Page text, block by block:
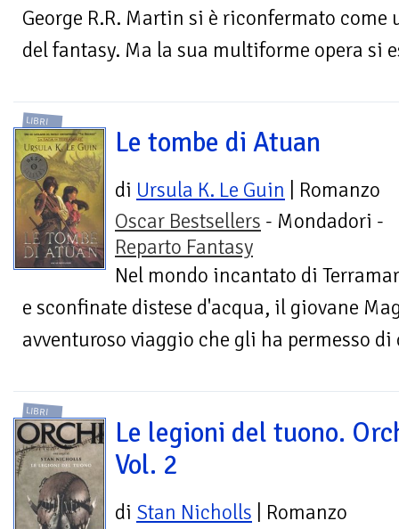
George R.R. Martin si è riconfermato
del fantasy. Ma la sua multiforme opera si
LIBRI
Le tombe di Atuan
di Ursula K. Le Guin | Romanzo
Oscar Bestsellers - Mondadori -
Reparto Fantasy
Nel mondo incantato di
e sconfinate distese d'acqua, il giovane
avventuroso viaggio che gli ha permesso
LIBRI
Le legioni del tuono.
Vol. 2
di Stan Nicholls | Romanzo